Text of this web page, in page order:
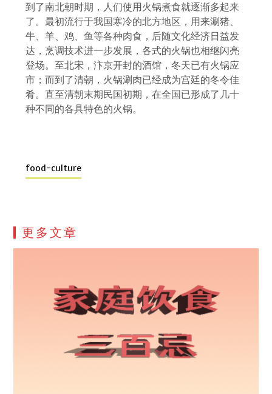
到了南北朝时期，人们使用火锅煮食就逐渐多起来
了。最初流行于我国寒冷的北方地区，用来涮猪、
牛、羊、鸡、鱼等各种肉食，后随文化经济日益发
达，烹调技术进一步发展，各式的火锅也相继闪亮
登场。至北宋，汴京开封的酒馆，冬天已有火锅应
市；而到了清朝，火锅涮肉已经成为宫廷的冬令佳
肴。直至清朝末期民国初期，在全国已形成了几十
种不同的各具特色的火锅。
food-culture
更多文章